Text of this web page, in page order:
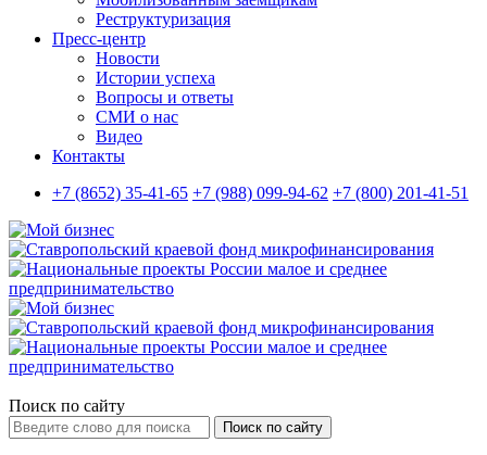
Реструктуризация
Пресс-центр
Новости
Истории успеха
Вопросы и ответы
СМИ о нас
Видео
Контакты
+7 (8652) 35-41-65 +7 (988) 099-94-62 +7 (800) 201-41-51
Поиск по сайту
Поиск по сайту